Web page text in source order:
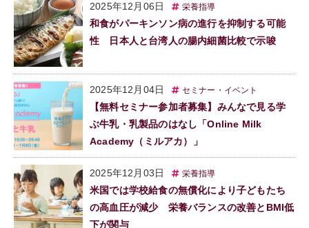
2025年12月06日 栄養指導
和食がパーキンソン病の進行を抑制する可能
性 日本人と台湾人の腸内細菌比較で示唆
2025年12月04日 セミナー・イベント
【無料セミナー参加者募集】みんなで見る学
ぶ牛乳・乳製品のはなし「Online Milk
Academy（ミルアカ）」
2025年12月03日 栄養指導
米国では学校給食の無償化により子どもたち
の高血圧が減少 栄養バランスの改善とBMI低
下が関与